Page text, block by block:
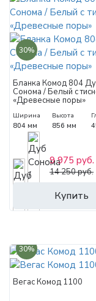
30%
Бланка Комод 804
Сонома / Белый с
«Древесные поры»
Ширина
804 мм
Высота
856 мм
Купить
9 975 руб.
14 250 руб.
30%
Вегас Комод 1100